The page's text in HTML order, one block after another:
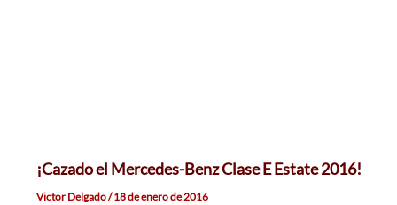
¡Cazado el Mercedes-Benz Clase E Estate 2016!
Victor Delgado/18 de enero de 2016